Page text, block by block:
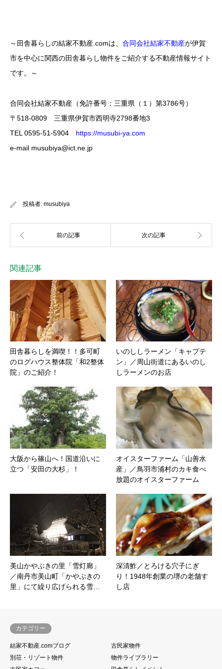
～田舎暮らしの結家不動産.comは、 合同会社結家不動産が伊賀
市を中心に関西の田舎暮らし物件をご紹介する不動産情報サイト
です。～
合同会社結家不動産（免許番号：三重県（１）第3786号）
〒518-0809 三重県伊賀市西明寺2798番地3
TEL 0595-51-5904 https://musubi-ya.com
e-mail musubiya@ict.ne.jp
投稿者: musubiya
関連記事
田舎暮らしを満喫！！多可町
のログハウス整体院「和2整体
院」のご紹介！
いのししラーメン「キャプテ
ン」／周山街道にあるいのし
しラーメンのお店
大阪から篠山へ！国道沿いに
立つ「安田の大杉」！
オイスターファーム「山善水
産」／鳥羽市浦村のカキ食べ
放題のオイスターファーム
美山かやぶきの里「雪灯廊」
／南丹市美山町「かやぶきの
里」にて繰り広げられる雪…
深清鮓／とろける穴子にぎ
り！1948年創業の堺の老舗す
し店
カテゴリー
結家不動産.comブログ
古民家物件
別荘・リゾート物件
物件ライブラリー